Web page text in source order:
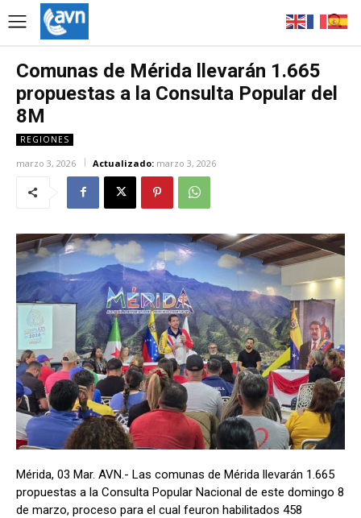
Comunas de Mérida llevarán 1.665
propuestas a la Consulta Popular del
8M
REGIONES
marzo 3, 2026 Actualizado: marzo 3, 2026
Mérida, 03 Mar. AVN.- Las comunas de Mérida llevarán 1.665
propuestas a la Consulta Popular Nacional de este domingo 8
de marzo, proceso para el cual feuron habilitados 458